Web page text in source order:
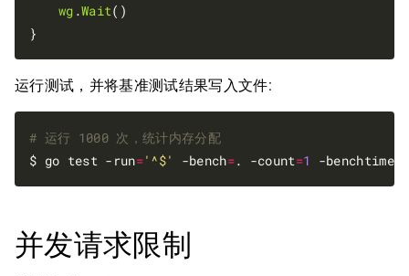
wg .Wait()
运行测试，并将基准测试结果写入文件:
# 运行 1000 次，统计内存分配
$ go test -run='^$' -bench=. -count=1 -benchtime=
并发请求限制